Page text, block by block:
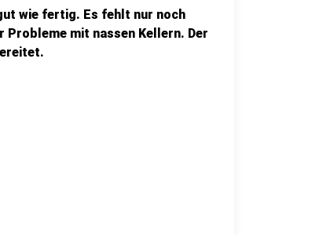
wie fertig. Es fehlt nur noch
Probleme mit nassen Kellern. Der